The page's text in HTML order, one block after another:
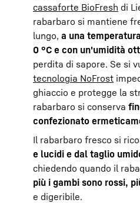
cassaforte BioFresh di
rabarbaro si mantiene
lungo, a una
0 °C e con un'umidità
perdita di sapore. Se si
tecnologia NoFrost
ghiaccio e protegge la
rabarbaro si conserva
confezionato
Il rabarbaro fresco si
e lucidi e dal taglio
chiedendo quando il
più i gambi sono rossi,
e digeribile.